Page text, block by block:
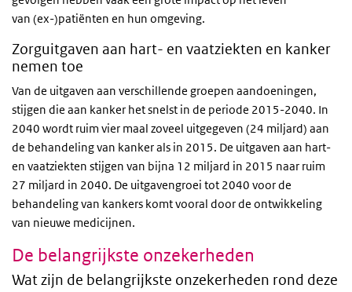
van (ex-)patiënten en hun omgeving.
Zorguitgaven aan hart- en vaatziekten en kanker
nemen toe
Van de uitgaven aan verschillende groepen aandoeningen,
stijgen die aan kanker het snelst in de periode 2015-2040. In
2040 wordt ruim vier maal zoveel uitgegeven (24 miljard) aan
de behandeling van kanker als in 2015. De uitgaven aan hart-
en vaatziekten stijgen van bijna 12 miljard in 2015 naar ruim
27 miljard in 2040. De uitgavengroei tot 2040 voor de
behandeling van kankers komt vooral door de ontwikkeling
van nieuwe medicijnen.
De belangrijkste onzekerheden
Wat zijn de belangrijkste onzekerheden rond deze